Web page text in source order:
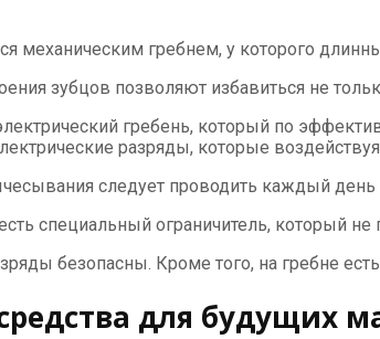
механическим гребнем, у которого
зубцов позволяют избавиться не
гребень, который по
разряды, которые
следует проводить каждый день
специальный ограничитель, который
безопасны. Кроме того, на гребне
для будущих